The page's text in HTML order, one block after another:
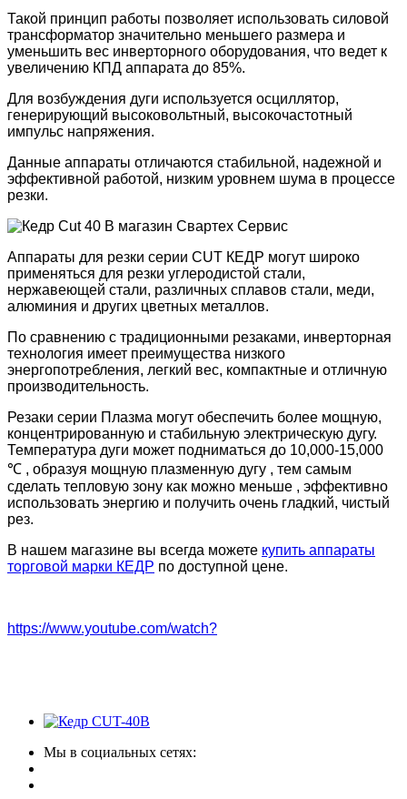
Такой принцип работы позволяет использовать силовой
трансформатор значительно меньшего размера и
уменьшить вес инверторного оборудования, что ведет к
увеличению КПД аппарата до 85%.
Для возбуждения дуги используется осциллятор,
генерирующий высоковольтный, высокочастотный
импульс напряжения.
Данные аппараты отличаются стабильной, надежной и
эффективной работой, низким уровнем шума в процессе
резки.
Аппараты для резки серии CUT КЕДР могут широко
применяться для резки углеродистой стали,
нержавеющей стали, различных сплавов стали, меди,
алюминия и других цветных металлов.
По сравнению с традиционными резаками, инверторная
технология имеет преимущества низкого
энергопотребления, легкий вес, компактные и отличную
производительность.
Резаки серии Плазма могут обеспечить более мощную,
концентрированную и стабильную электрическую дугу.
Температура дуги может подниматься до 10,000-15,000
℃ , образуя мощную плазменную дугу , тем самым
сделать тепловую зону как можно меньше , эффективно
использовать энергию и получить очень гладкий, чистый
рез.
В нашем магазине вы всегда можете купить аппараты
торговой марки КЕДР по доступной цене.
https://www.youtube.com/watch?
Мы в социальных сетях: